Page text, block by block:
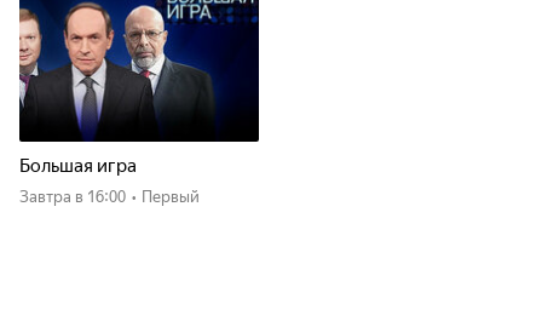
Большая игра
Завтра в 16:00 • Первый